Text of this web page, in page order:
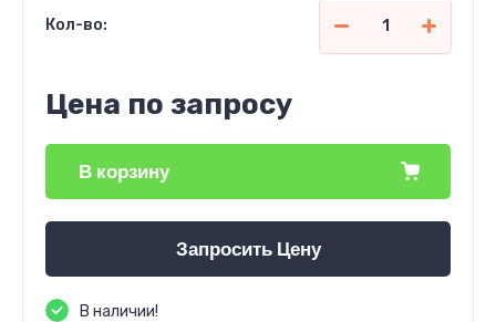
Кол-во:
Цена по запросу
В корзину
Запросить Цену
В наличии!